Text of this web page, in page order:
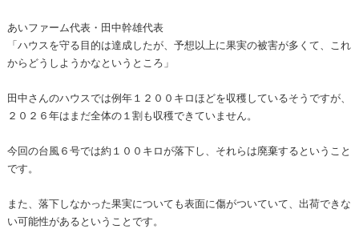
あいファーム代表・田中幹雄代表
「ハウスを守る目的は達成したが、予想以上に果実の被害が多くて、これ
からどうしようかなというところ」
田中さんのハウスでは例年１２００キロほどを収穫しているそうですが、
２０２６年はまだ全体の１割も収穫できていません。
今回の台風６号では約１００キロが落下し、それらは廃棄するということ
です。
また、落下しなかった果実についても表面に傷がついていて、出荷できな
い可能性があるということです。